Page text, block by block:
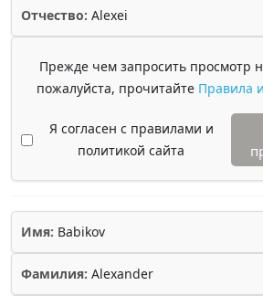
Отчество: Alexei
Прежде чем запросить просмотр
пожалуйста, прочитайте Правила
Я согласен с правилами и
политикой сайта
Имя: Babikov
Фамилия: Alexander